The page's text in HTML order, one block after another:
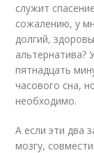
служит
сожалению, у
долгий,
альтернатива?
пятнадцать
часового сна,
необходимо.
А если эти два
мозгу,